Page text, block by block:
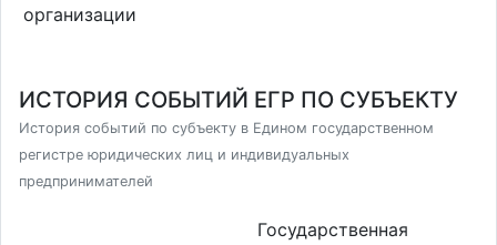
организации
ИСТОРИЯ СОБЫТИЙ ЕГР ПО СУБЪЕКТУ
История событий по субъекту в Едином государственном
регистре юридических лиц и индивидуальных
предпринимателей
Государственная